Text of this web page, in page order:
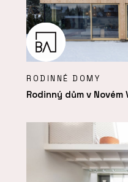
RODINNÉ DOMY
Rodinný dům v Novém